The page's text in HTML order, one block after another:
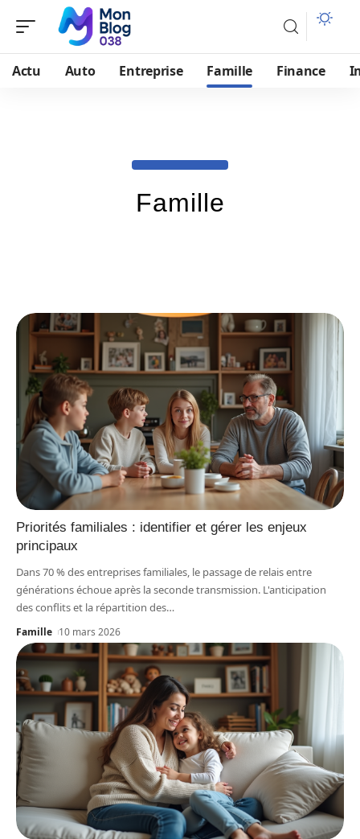
Actu Auto Entreprise Famille Finance
Famille
Priorités familiales : identifier et gérer les enjeux
principaux
Dans 70 % des entreprises familiales, le passage de relais entre
générations échoue après la seconde transmission. L'anticipation
des conflits et la répartition des…
Famille 10 mars 2026